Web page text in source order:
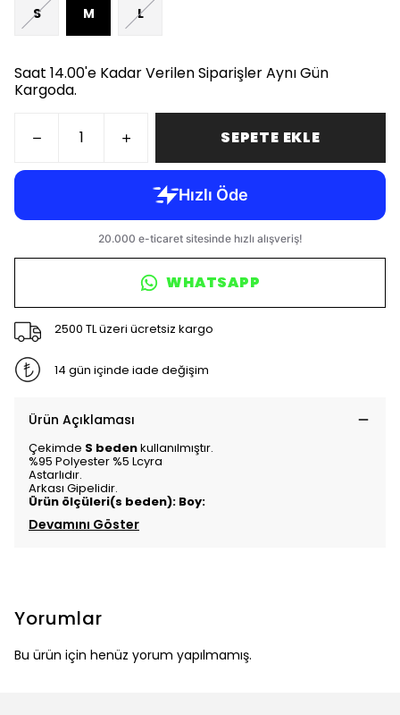
S M L
Saat 14.00'e Kadar Verilen Siparişler Aynı Gün
Kargoda.
SEPETE EKLE
WHATSAPP
2500 TL üzeri ücretsiz kargo
14 gün içinde iade değişim
Ürün Açıklaması
Çekimde S bedenkullanılmıştır.
%95 Polyester %5 Lcyra
Astarlıdır.
Arkası Gipelidir.
Ürün ölçüleri(s beden): Boy:
Devamını Göster
Yorumlar
Bu ürün için henüz yorum yapılmamış.